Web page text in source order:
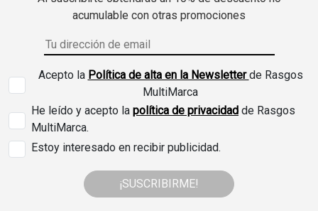
acumulable con otras promociones
Acepto la Política de alta en la Newsletterde Rasgos
MultiMarca
He leído y acepto la política de privacidad de Rasgos
MultiMarca.
Estoy interesado en recibir publicidad.
¡SUSCRIBIRME!